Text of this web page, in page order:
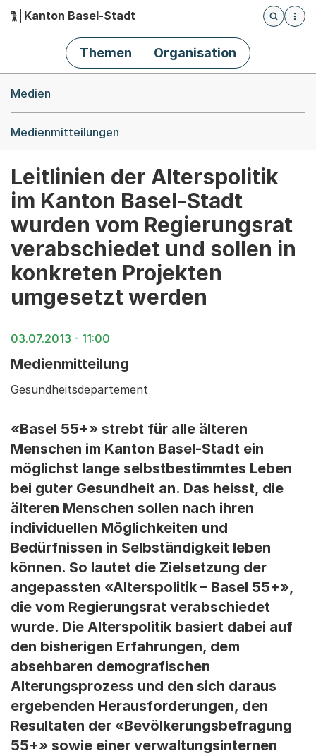
Hauptnavigation
Kanton Basel-Stadt
Öffnet
Themen Organisation
Medien
Medienmitteilungen
Leitlinien der Alterspolitik
im Kanton Basel-Stadt
wurden vom Regierungsrat
verabschiedet und sollen in
konkreten Projekten
umgesetzt werden
03.07.2013 - 11:00
Medienmitteilung
Gesundheitsdepartement
«Basel 55+» strebt für alle älteren
Menschen im Kanton Basel-Stadt ein
möglichst lange selbstbestimmtes Leben
bei guter Gesundheit an. Das heisst, die
älteren Menschen sollen nach ihren
individuellen Möglichkeiten und
Bedürfnissen in Selbständigkeit leben
können. So lautet die Zielsetzung der
angepassten «Alterspolitik – Basel 55+»,
die vom Regierungsrat verabschiedet
wurde. Die Alterspolitik basiert dabei auf
den bisherigen Erfahrungen, dem
absehbaren demografischen
Alterungsprozess und den sich daraus
ergebenden Herausforderungen, den
Resultaten der «Bevölkerungsbefragung
55+» sowie einer verwaltungsinternen